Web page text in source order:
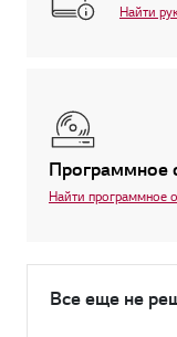
Найти
Программное
Найти программное
Все еще не